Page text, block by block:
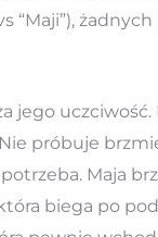
“Maji”),
jego uczciwość.
próbuje
Maja
biega po